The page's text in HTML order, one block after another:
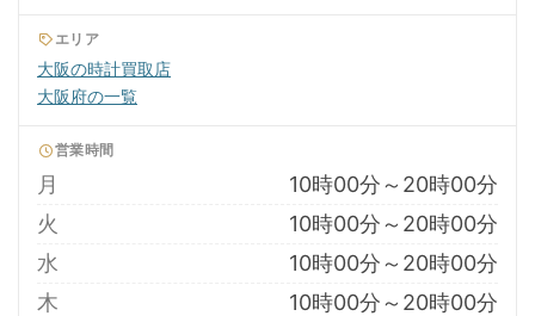
エリア
大阪の時計買取店
大阪府の一覧
営業時間
月
10時00分～20時00分
火
10時00分～20時00分
水
10時00分～20時00分
木
10時00分～20時00分